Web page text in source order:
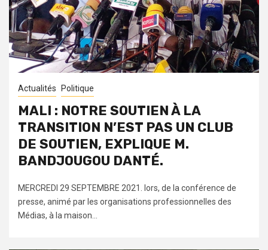
Actualités Politique
MALI : NOTRE SOUTIEN À LA
TRANSITION N’EST PAS UN CLUB
DE SOUTIEN, EXPLIQUE M.
BANDJOUGOU DANTÉ.
MERCREDI 29 SEPTEMBRE 2021. lors, de la conférence de
presse, animé par les organisations professionnelles des
Médias, à la maison...